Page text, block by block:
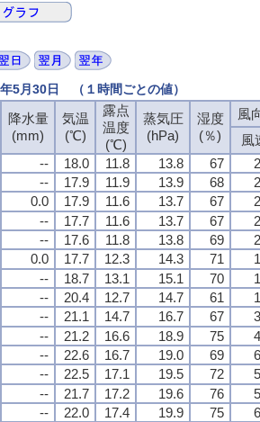
5月30日 （１時間ごとの値）
降水量
(mm)
気温
(℃)
露点
温度
(℃)
蒸気圧
(hPa)
湿度
(％)
風
風
-- 18.0 11.8 13.8 67
-- 17.9 11.9 13.9 68
0.0 17.9 11.6 13.7 67
-- 17.7 11.6 13.7 67
-- 17.6 11.8 13.8 69
0.0 17.7 12.3 14.3 71
-- 18.7 13.1 15.1 70
-- 20.4 12.7 14.7 61
-- 21.1 14.7 16.7 67
-- 21.2 16.6 18.9 75
-- 22.6 16.7 19.0 69
-- 22.5 17.1 19.5 72
-- 21.7 17.2 19.6 76
-- 22.0 17.4 19.9 75